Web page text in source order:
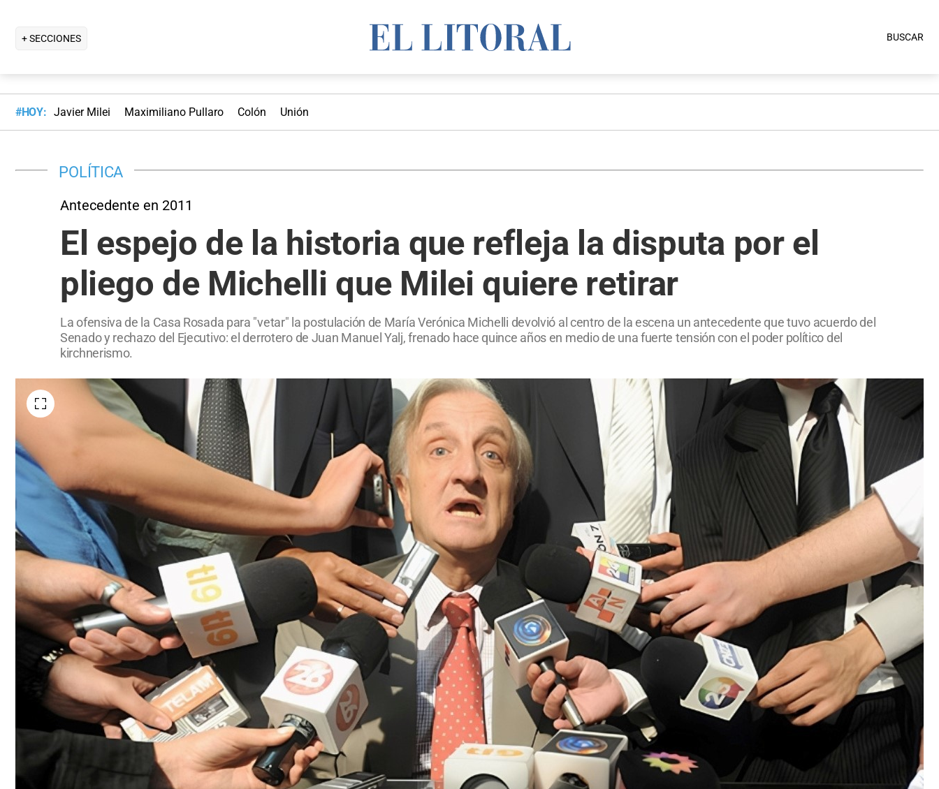
+ SECCIONES BUSCAR
#HOY: Javier Milei Maximiliano Pullaro Colón Unión
POLÍTICA
Antecedente en 2011
El espejo de la historia que refleja la disputa por el
pliego de Michelli que Milei quiere retirar
La ofensiva de la Casa Rosada para "vetar" la postulación de María Verónica Michelli devolvió al centro de la escena un antecedente que tuvo acuerdo del
Senado y rechazo del Ejecutivo: el derrotero de Juan Manuel Yalj, frenado hace quince años en medio de una fuerte tensión con el poder político del
kirchnerismo.